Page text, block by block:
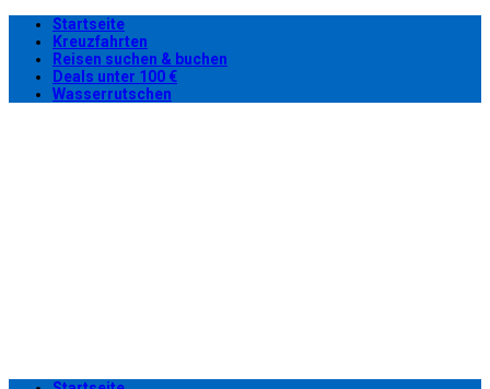
Startseite
Kreuzfahrten
Reisen suchen & buchen
Deals unter 100 €
Wasserrutschen